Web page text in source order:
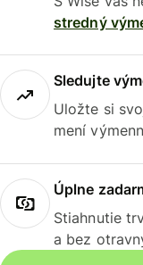
stredný
Sledujte
Uložte si
mení
Úplne
Stiahnutie
a bez